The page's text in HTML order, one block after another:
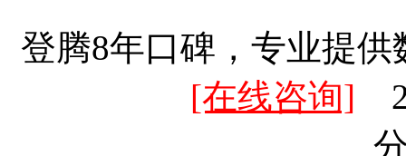
登腾8年口碑，专业提
[在线咨询]